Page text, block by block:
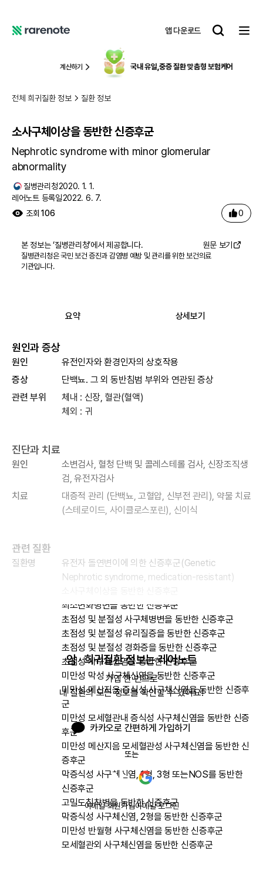
앱 다운로드
레
국내 유일,중증 질환 맞춤형 보험케어 알아보기
전체 희귀질환 정보 질환 정보
소사구체이상을 동반한 신증후군
Nephrotic syndrome with minor glomerular
abnormality
질병관리청2020. 1. 1.
레어노트 등록일2022. 6. 7.
조회 106 0
본 정보는 ‘질병관리청’에서 제공합니다. 원문 보기
질병관리청은 국민 보건 증진과 감염병 예방 및 관리를 위한 보건의료
기관입니다.
요약 상세보기
원인과 증상
원인
유전인자와 환경인자의 상호작용
증상
단백뇨. 그 외 동반침범 부위와 연관된 증상
관련 부위
체내 : 신장, 혈관(혈액)
체외 : 귀
진단과 치료
원인
소변검사, 혈청 단백 및 콜레스테롤 검사, 신장조직생
검, 유전자검사
치료
대증적 관리 (단백뇨, 고혈압, 신부전 관리), 약물 치료
(스테로이드, 사이클로스포린), 신이식
관련 질환
질환명
유전자 돌연변이에 의한 신증후군(Genetic
Nephrotic syndrome, medication-resistant)
최소변화병변을 동반한 신증후군
초점성 및 분절성 사구체병변을 동반한 신증후군
초점성 및 분절성 유리질증을 동반한 신증후군
초점성 및 분절성 경화증을 동반한 신증후군
초점성 사구체신염을 동반한 신증후군
미만성 막성 사구체신염을 동반한 신증후군
미만성 메산지음 증식성 사구체신염을 동반한 신증후
군
미만성 모세혈관내 증식성 사구체신염을 동반한 신증
후군
미만성 메산지음 모세혈관성 사구체신염을 동반한 신
증후군
막증식성 사구체신염, 1형, 3형 또는NOS를 동반한
신증후군
고밀도침착병을 동반한 신증후군
막증식성 사구체신염, 2형을 동반한 신증후군
미만성 반월형 사구체신염을 동반한 신증후군
모세혈관외 사구체신염을 동반한 신증후군
암 · 희귀질환 정보는 레어노트
가입 한 번으로
내 질환의 모든 정보를 확인할 수 있어요!
카카오로 간편하게 가입하기
또는
이메일 회원가입이메일 로그인